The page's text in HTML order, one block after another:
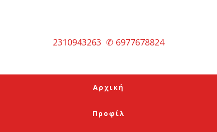
2310943263 ✆ 6977678824
Αρχική
Προφίλ